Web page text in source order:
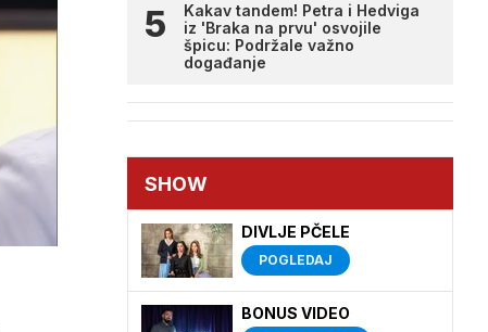
Kakav tandem! Petra i Hedviga
iz 'Braka na prvu' osvojile
špicu: Podržale važno
događanje
SHOW
DIVLJE PČELE
POGLEDAJ
BONUS VIDEO